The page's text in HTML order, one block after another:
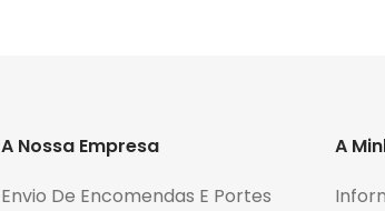
A Nossa Empresa
Envio De Encomendas E Portes
A